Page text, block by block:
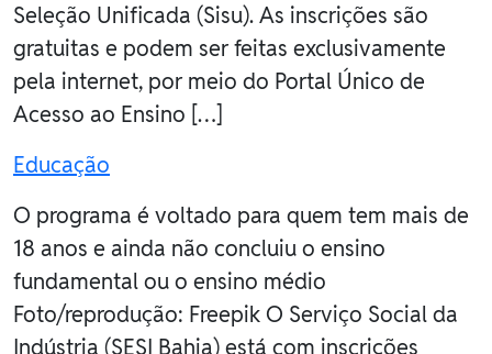
Seleção Unificada (Sisu). As inscrições são
gratuitas e podem ser feitas exclusivamente
pela internet, por meio do Portal Único de
Acesso ao Ensino […]
Educação
O programa é voltado para quem tem mais de
18 anos e ainda não concluiu o ensino
fundamental ou o ensino médio
Foto/reprodução: Freepik O Serviço Social da
Indústria (SESI Bahia) está com inscrições